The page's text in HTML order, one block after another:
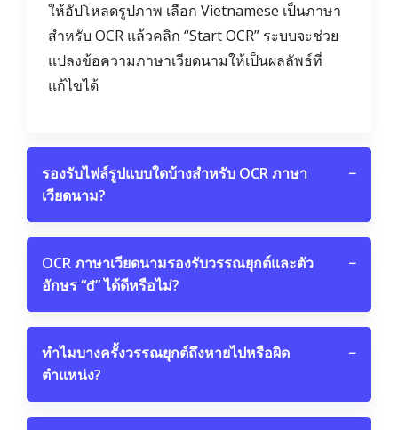
ให้อัปโหลดรูปภาพ เลือก Vietnamese เป็นภาษา
สำหรับ OCR แล้วคลิก “Start OCR” ระบบจะช่วย
แปลงข้อความภาษาเวียดนามให้เป็นผลลัพธ์ที่
แก้ไขได้
รองรับไฟล์รูปแบบใดบ้างสำหรับ OCR ภาษา
เวียดนาม?
−
OCR ภาษาเวียดนามรองรับวรรณยุกต์และตัว
อักษร “đ” ได้ดีหรือไม่?
−
ทำไมบางครั้งวรรณยุกต์ถึงหายไปหรือผิด
ตำแหน่ง?
−